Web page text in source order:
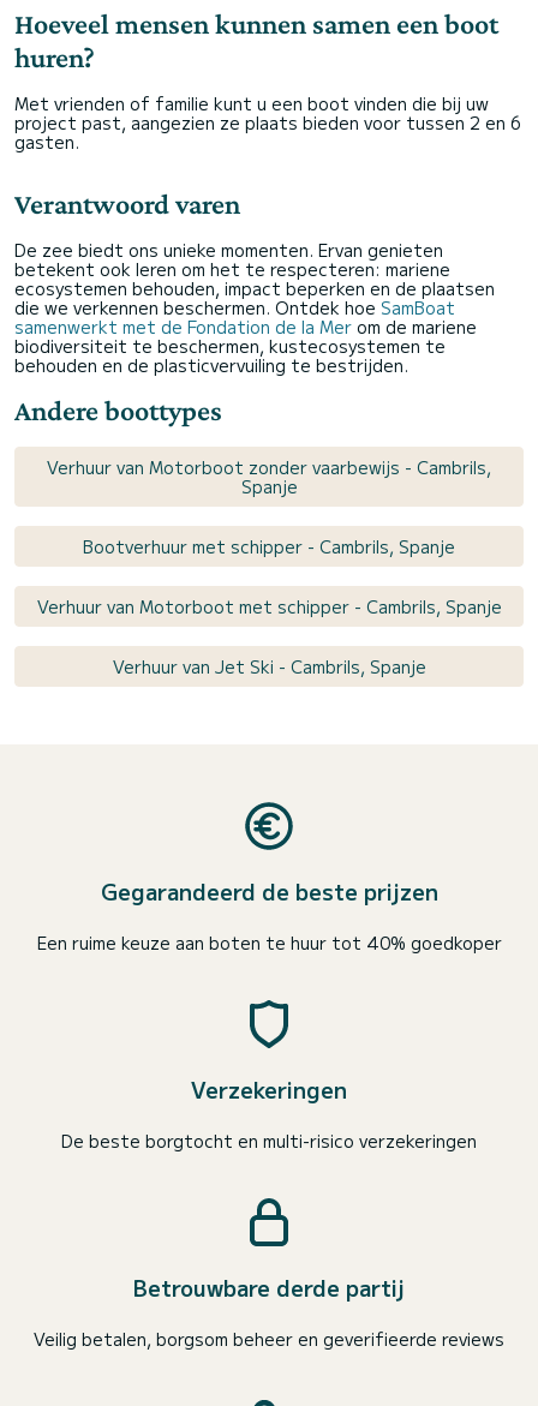
Hoeveel mensen kunnen samen een boot
huren?
Met vrienden of familie kunt u een boot vinden die bij uw
project past, aangezien ze plaats bieden voor tussen 2 en 6
gasten.
Verantwoord varen
De zee biedt ons unieke momenten. Ervan genieten
betekent ook leren om het te respecteren: mariene
ecosystemen behouden, impact beperken en de plaatsen
die we verkennen beschermen. Ontdek hoe SamBoat
samenwerkt met de Fondation de la Mer om de mariene
biodiversiteit te beschermen, kustecosystemen te
behouden en de plasticvervuiling te bestrijden.
Andere boottypes
Verhuur van Motorboot zonder vaarbewijs - Cambrils,
Spanje
Bootverhuur met schipper - Cambrils, Spanje
Verhuur van Motorboot met schipper - Cambrils, Spanje
Verhuur van Jet Ski - Cambrils, Spanje
Gegarandeerd de beste prijzen
Een ruime keuze aan boten te huur tot 40% goedkoper
Verzekeringen
De beste borgtocht en multi-risico verzekeringen
Betrouwbare derde partij
Veilig betalen, borgsom beheer en geverifieerde reviews